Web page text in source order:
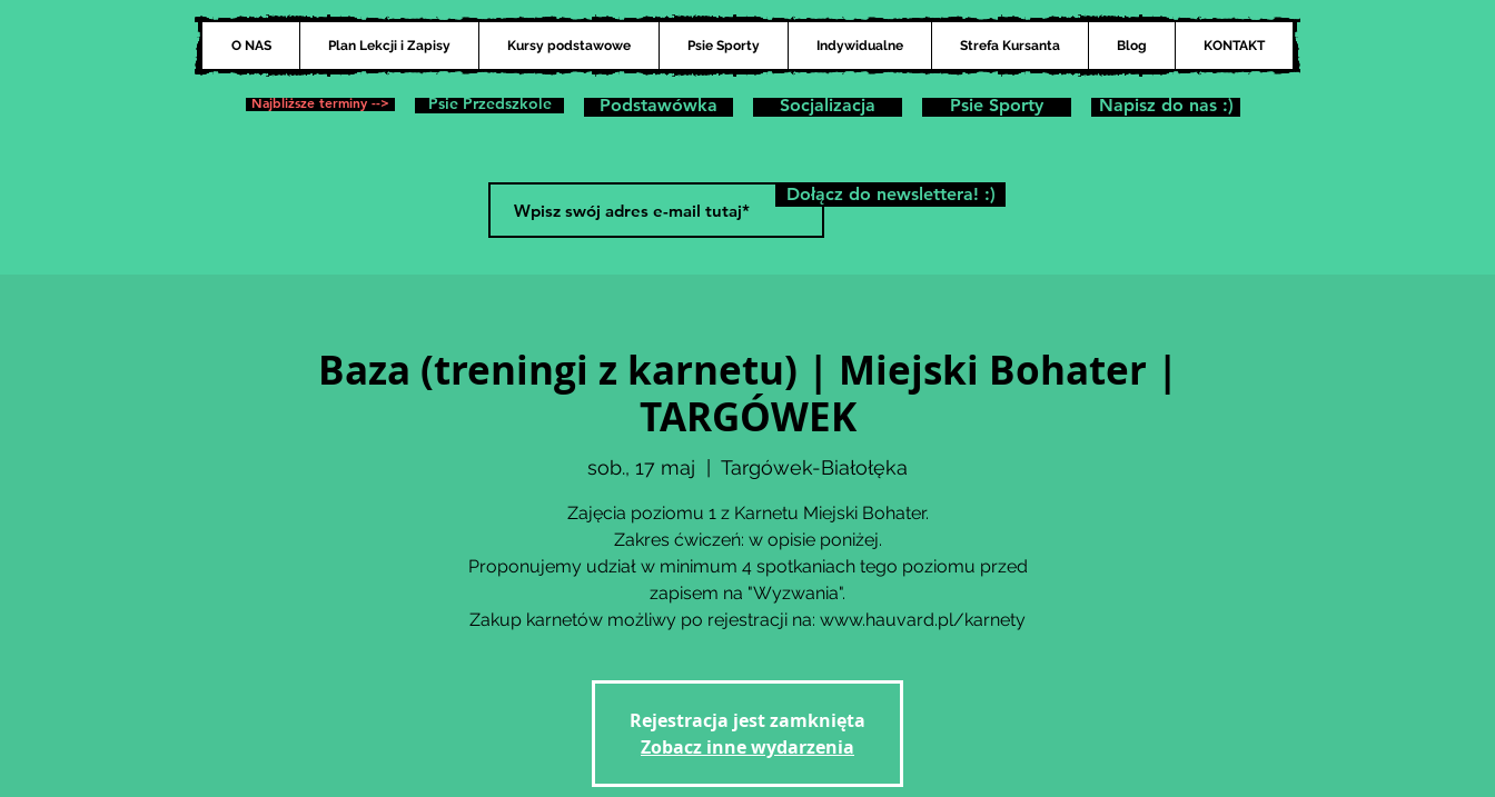
O NAS Plan Lekcji i Zapisy Kursy podstawowe Psie Sporty Indywidualne Strefa Kursanta Blog KONTAKT
Najbliższe terminy --> Psie Przedszkole Podstawówka Socjalizacja Psie Sporty Napisz do nas :)
Baza (treningi z karnetu) | Miejski Bohater |
TARGÓWEK
sob., 17 maj Targówek-Białołęka
Zajęcia poziomu 1 z Karnetu Miejski Bohater.
Zakres ćwiczeń: w opisie poniżej.
Proponujemy udział w minimum 4 spotkaniach tego poziomu przed
zapisem na "Wyzwania".
Zakup karnetów możliwy po rejestracji na: www.hauvard.pl/karnety
Rejestracja jest zamknięta
Zobacz inne wydarzenia
Dołącz do newslettera! :)